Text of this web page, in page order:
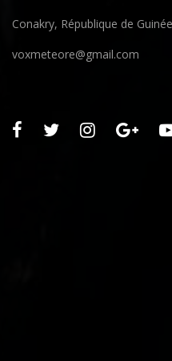
Conakry, République de Guinée
voxmeteore@gmail.com